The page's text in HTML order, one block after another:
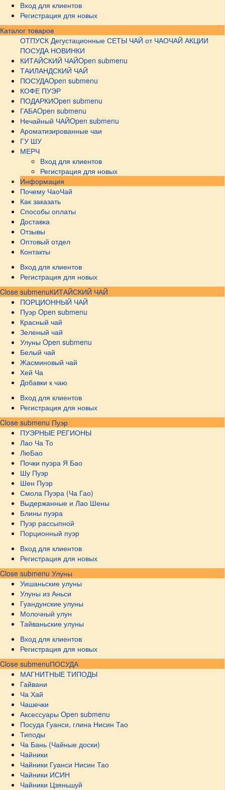
Вход для клиентов
Регистрация для новых
Каталог товаров
ОТПУСК Дегустационные СЕТЫ ЧАЙ от ЧАОЧАЙ АКЦИИ
ПОСУДА НОВИНКИ
КИТАЙСКИЙ ЧАЙOpen submenu
ТАИЛАНДСКИЙ ЧАЙ
ПОСУДАOpen submenu
КОФЕ ПУЭР
ПОДАРКИOpen submenu
ГАБАOpen submenu
Нечайный ЧАЙOpen submenu
Ароматизированные чаи
ГУ ШУ
МЕРЧ
Вход для клиентов
Регистрация для новых
Информация
Почему ЧаоЧай
Как заказать
Способы оплаты
Доставка
Отзывы
Оптовый отдел
Контакты
Вход для клиентов
Регистрация для новых
Close submenuКИТАЙСКИЙ ЧАЙ
ПОРЦИОННЫЙ ЧАЙ
Пуэр Open submenu
Красный чай
Зеленый чай
Улуны Open submenu
Белый чай
Жасминовый чай
Хей Ча
Добавки к чаю
Вход для клиентов
Регистрация для новых
Close submenu Пуэр
ПУЭРНЫЕ РЕГИОНЫ
Лао Ча То
ЛюБао
Почки пуэра Я Бао
Шу Пуэр
Шен Пуэр
Смола Пуэра (Ча Гао)
Выдержанные и Лао Шены
Блины пуэра
Пуэр рассыпной
Порционный пуэр
Вход для клиентов
Регистрация для новых
Close submenu Улуны
Уишаньские улуны
Улуны из Аньси
Гуандунские улуны
Молочный улун
Тайваньские улуны
Вход для клиентов
Регистрация для новых
Close submenuПОСУДА
МАГНИТНЫЕ ТИПОДЫ
Гайвани
Ча Хай
Чашечки
Аксессуары Open submenu
Посуда Гуанси, глина Нисин Тао
Типоды
Ча Бань (Чайные доски)
Чайники
Чайники Гуанси Нисин Тао
Чайники ИСИН
Чайники Цзяньшуй